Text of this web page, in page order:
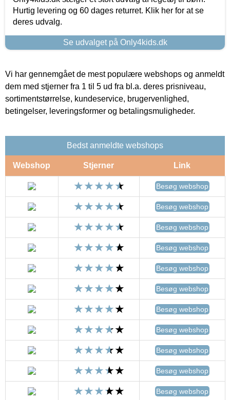
Hurtig levering og 60 dages returret. Klik her for at se
deres udvalg.
Se udvalget på Only4kids.dk
Vi har gennemgået de mest populære webshops og anmeldt
dem med stjerner fra 1 til 5 ud fra bl.a. deres prisniveau,
sortimentstørrelse, kundeservice, brugervenlighed,
betingelser, leveringsformer og betalingsmuligheder.
Bedst anmeldte webshops
Webshop Stjerner Link
Besøg webshop
Besøg webshop
Besøg webshop
Besøg webshop
Besøg webshop
Besøg webshop
Besøg webshop
Besøg webshop
Besøg webshop
Besøg webshop
Besøg webshop